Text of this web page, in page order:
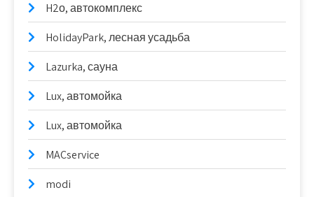
H2о, автокомплекс
HolidayPark, лесная усадьба
Lazurka, сауна
Lux, автомойка
Lux, автомойка
MACservice
modi